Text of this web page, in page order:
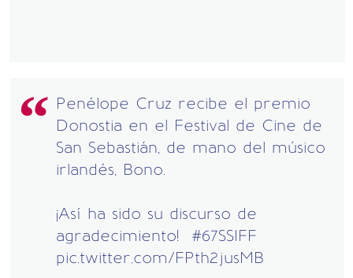
Penélope Cruz recibe el premio
Donostia en el Festival de Cine de
San Sebastián, de mano del músico
irlandés, Bono.
¡Así ha sido su discurso de
agradecimiento! #67SSIFF
pic.twitter.com/FPth2jusMB